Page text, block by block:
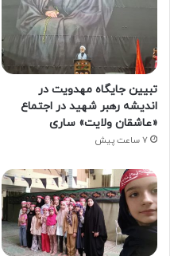
تبیین جایگاه مهدویت در
اندیشه رهبر شهید در اجتماع
«عاشقان ولایت» ساری
7 ساعت پیش